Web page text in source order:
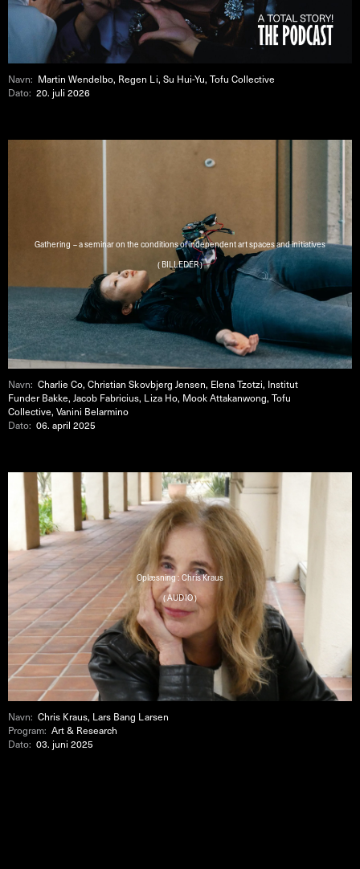
Navn: Martin Wendelbo, Regen Li, Su Hui-Yu, Tofu Collective
Dato:20. juli 2026
Gathering – a seminar on the conditions of independent art spaces and initiatives
( BILLEDER )
Navn:Charlie Co, Christian Skovbjerg Jensen, Elena Tzotzi, Institut
Funder Bakke, Jacob Fabricius, Liza Ho, Mook Attakanwong, Tofu
Collective, Vanini Belarmino
Dato:06. april 2025
Oplæsning : Chris Kraus
( AUDIO )
Navn:Chris Kraus, Lars Bang Larsen
Program:Art & Research
Dato:03. juni 2025